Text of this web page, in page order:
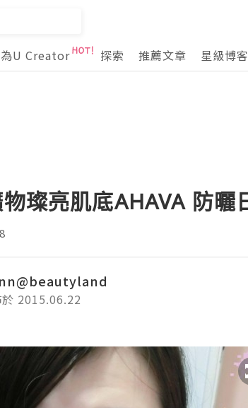
U Creator 探索 推薦文章 星級博客
璨亮肌底AHAVA 防曬
2015.06.22